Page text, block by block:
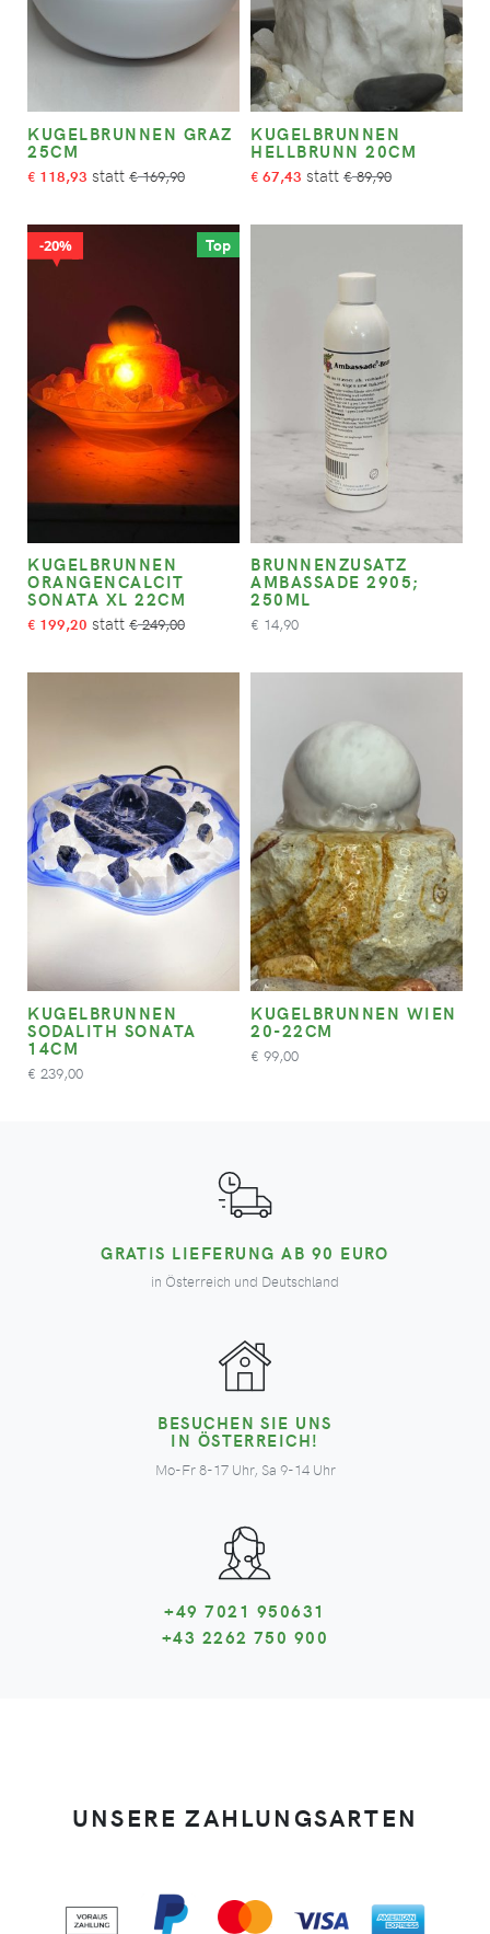
KUGELBRUNNEN GRAZ
25CM
€ 118,93 €169,90
KUGELBRUNNEN
HELLBRUNN 20CM
€ 67,43 €89,90
Top
20%
KUGELBRUNNEN
ORANGENCALCIT
SONATA XL 22CM
€ 199,20 €249,00
BRUNNENZUSATZ
AMBASSADE 2905;
250ML
€ 14,90
KUGELBRUNNEN
SODALITH SONATA
14CM
€ 239,00
KUGELBRUNNEN WIEN
20-22CM
€ 99,00
GRATIS LIEFERUNG AB 90 EURO
in Österreich und Deutschland
BESUCHEN SIE UNS
IN ÖSTERREICH!
Mo-Fr 8-17 Uhr, Sa 9-14 Uhr
+49 7021 950631
+43 2262 750 900
UNSERE ZAHLUNGSARTEN